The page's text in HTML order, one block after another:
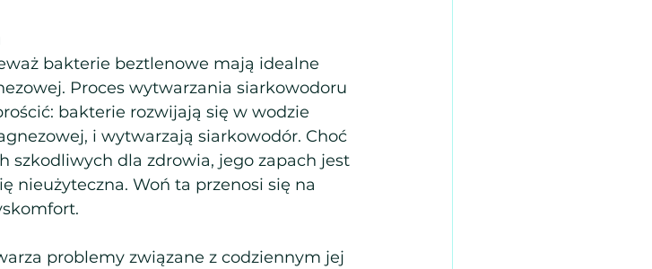
bakterie beztlenowe mają idealne
Proces wytwarzania siarkowodoru
bakterie rozwijają się w wodzie
i wytwarzają siarkowodór. Choć
szkodliwych dla zdrowia, jego zapach jest
nieużyteczna. Woń ta przenosi się na
problemy związane z codziennym jej